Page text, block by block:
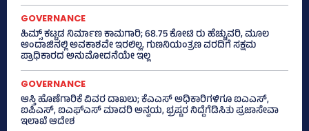
GOVERNANCE
ಹಿಮ್ಸ್‌ ಕಟ್ಟಡ ನಿರ್ಮಾಣ ಕಾಮಗಾರಿ; 68.75 ಕೋಟಿ ರು ಹೆಚ್ಚುವರಿ, ಮೂಲ
ಅಂದಾಜಿನಲ್ಲಿ ಅವಕಾಶವೇ ಇರಲಿಲ್ಲ, ಗುಣನಿಯಂತ್ರಣ ವರದಿಗೆ ಸಕ್ಷಮ
ಪ್ರಾಧಿಕಾರದ ಅನುಮೋದನೆಯೇ ಇಲ್ಲ
GOVERNANCE
ಆಸ್ತಿ ಹೊಣೆಗಾರಿಕೆ ವಿವರ ದಾಖಲು; ಕೆಎಎಸ್ ಅಧಿಕಾರಿಗಳಿಗೂ ಐಎಎಸ್‌,
ಐಪಿಎಸ್‌, ಐಎಫ್‌ಎಸ್‌ ಮಾದರಿ ಅನ್ವಯ, ಭ್ರಷ್ಟರ ನಿದ್ದೆಗೆಡಿಸಿತು ಪ್ರಜಾಸೇವಾ
ಇಲಾಖೆ ಆದೇಶ